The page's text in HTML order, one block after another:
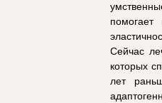
помогает
Сейчас
которых
лет